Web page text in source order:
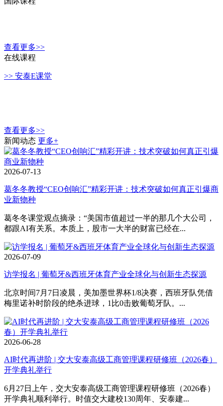
查看更多>>
在线课程
>> 安泰E课堂
查看更多>>
新闻动态 更多+
2026-07-13
葛冬冬教授“CEO创响汇”精彩开讲：技术突破如何真正引爆商
业新物种
葛冬冬课堂观点摘录：“美国市值超过一半的那几个大公司，
都跟AI有关系。本质上，股市一大半的财富已经在...
2026-07-09
访学报名 | 葡萄牙&西班牙体育产业全球化与创新生态探源
北京时间7月7日凌晨，美加墨世界杯1/8决赛，西班牙队凭借
梅里诺补时阶段的绝杀进球，1比0击败葡萄牙队。...
2026-06-28
AI时代再进阶 | 交大安泰高级工商管理课程研修班（2026春）
开学典礼举行
6月27日上午，交大安泰高级工商管理课程研修班（2026春）
开学典礼顺利举行。时值交大建校130周年、安泰建...